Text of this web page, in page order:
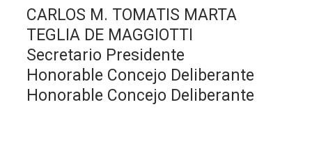
CARLOS M. TOMATIS MARTA
TEGLIA DE MAGGIOTTI
Secretario Presidente
Honorable Concejo Deliberante
Honorable Concejo Deliberante